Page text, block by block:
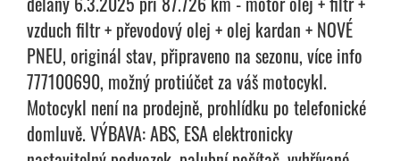
vzduch filtr + převodový olej + olej kardan + NOVÉ
PNEU, originál stav, připraveno na sezonu, více info
777100690, možný protiúčet za váš motocykl.
Motocykl není na prodejně, prohlídku po telefonické
domluvě. VÝBAVA: ABS, ESA elektronicky